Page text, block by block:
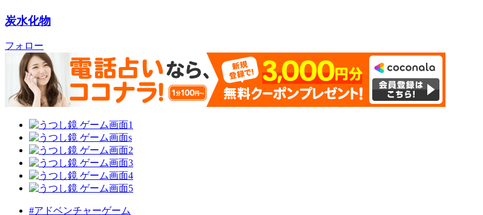
炭水化物
フォロー
#アドベンチャーゲーム